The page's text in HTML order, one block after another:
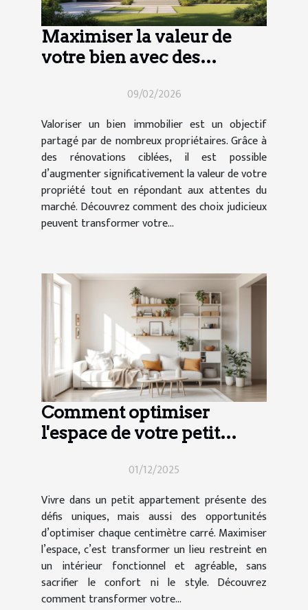
Maximiser la valeur de
votre bien avec des
09/02/2026
Valoriser un bien immobilier est un objectif
partagé par de nombreux propriétaires. Grâce à
des rénovations ciblées, il est possible
d’augmenter significativement la valeur de votre
propriété tout en répondant aux attentes du
marché. Découvrez comment des choix judicieux
peuvent transformer votre...
Comment optimiser
l'espace de votre petit
01/12/2025
Vivre dans un petit appartement présente des
défis uniques, mais aussi des opportunités
d’optimiser chaque centimètre carré. Maximiser
l’espace, c’est transformer un lieu restreint en
un intérieur fonctionnel et agréable, sans
sacrifier le confort ni le style. Découvrez
comment transformer votre...